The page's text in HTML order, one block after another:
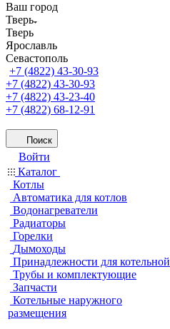
Ваш город
Тверь
Тверь
Ярославль
Севастополь
+7 (4822) 43-30-93
+7 (4822) 43-30-93
+7 (4822) 43-23-40
+7 (4822) 68-12-91
Поиск
Войти
Каталог
Котлы
Автоматика для котлов
Водонагреватели
Радиаторы
Горелки
Дымоходы
Принадлежности для котельной
Трубы и комплектующие
Запчасти
Котельные наружного
размещения